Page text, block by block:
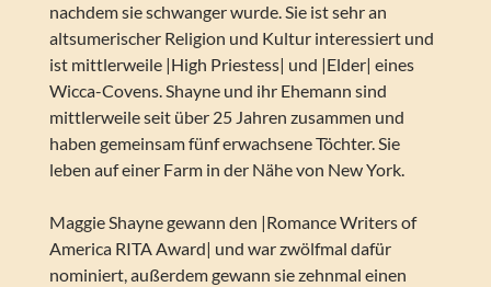
nachdem sie schwanger wurde. Sie ist sehr an
altsumerischer Religion und Kultur interessiert und
ist mittlerweile |High Priestess| und |Elder| eines
Wicca-Covens. Shayne und ihr Ehemann sind
mittlerweile seit über 25 Jahren zusammen und
haben gemeinsam fünf erwachsene Töchter. Sie
leben auf einer Farm in der Nähe von New York.
Maggie Shayne gewann den |Romance Writers of
America RITA Award| und war zwölfmal dafür
nominiert, außerdem gewann sie zehnmal einen